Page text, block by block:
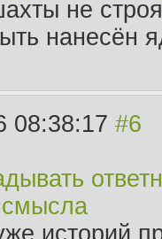
не
нанесён
08:38:17